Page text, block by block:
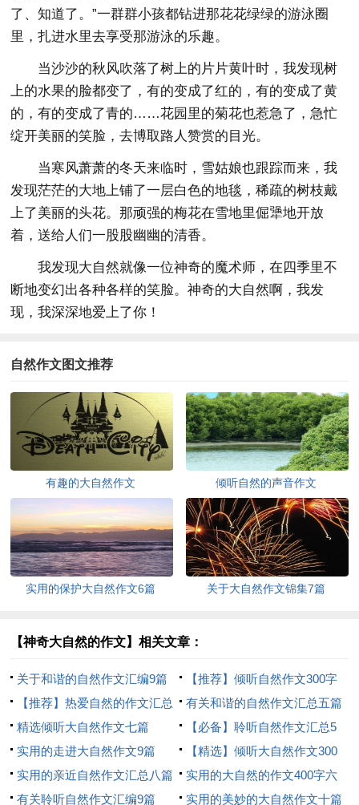
了、知道了。”一群群小孩都钻进那花花绿绿的游泳圈
里，扎进水里去享受那游泳的乐趣。
当沙沙的秋风吹落了树上的片片黄叶时，我发现树
上的水果的脸都变了，有的变成了红的，有的变成了黄
的，有的变成了青的……花园里的菊花也惹急了，急忙
绽开美丽的笑脸，去博取路人赞赏的目光。
当寒风萧萧的冬天来临时，雪姑娘也跟踪而来，我
发现茫茫的大地上铺了一层白色的地毯，稀疏的树枝戴
上了美丽的头花。那顽强的梅花在雪地里倔犟地开放
着，送给人们一股股幽幽的清香。
我发现大自然就像一位神奇的魔术师，在四季里不
断地变幻出各种各样的笑脸。神奇的大自然啊，我发
现，我深深地爱上了你！
自然作文图文推荐
有趣的大自然作文 倾听自然的声音作文
实用的保护大自然作文6篇 关于大自然作文锦集7篇
【神奇大自然的作文】相关文章：
关于和谐的自然作文汇编9篇
【推荐】倾听自然作文300字
八篇
【推荐】热爱自然的作文汇总
九篇
有关和谐的自然作文汇总五篇
精选倾听大自然作文七篇
【必备】聆听自然作文汇总5
篇
实用的走进大自然作文9篇
【精选】倾听大自然作文300
字3篇
实用的亲近自然作文汇总八篇
实用的大自然的作文400字六
篇
有关聆听自然作文汇编9篇 实用的美妙的大自然作文十篇